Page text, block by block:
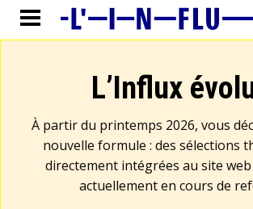
L’Influx
À partir du printemps 2026, vous
nouvelle formule : des sélections
directement intégrées au site web
actuellement en cours de